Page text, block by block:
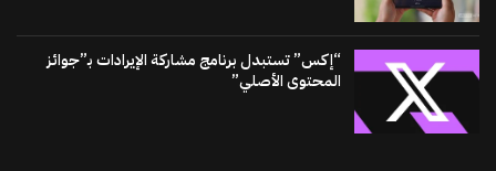
“إكس” تستبدل برنامج مشاركة الإيرادات بـ”جوائز
المحتوى الأصلي”